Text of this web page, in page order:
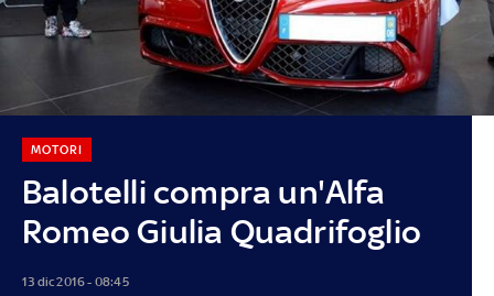
Balotelli compra un'Alfa
Romeo Giulia Quadrifoglio
MOTORI
13 dic 2016 - 08:45